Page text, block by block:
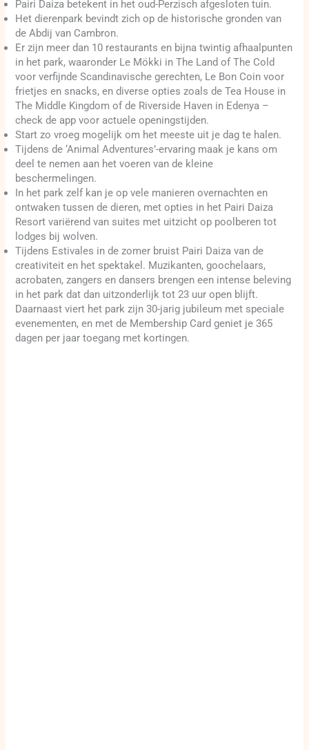
Pairi Daiza betekent in het oud-Perzisch afgesloten tuin.
Het dierenpark bevindt zich op de historische gronden van
de Abdij van Cambron.
Er zijn meer dan 10 restaurants en bijna twintig afhaalpunten
in het park, waaronder Le Mökki in The Land of The Cold
voor verfijnde Scandinavische gerechten, Le Bon Coin voor
frietjes en snacks, en diverse opties zoals de Tea House in
The Middle Kingdom of de Riverside Haven in Edenya –
check de app voor actuele openingstijden.
Start zo vroeg mogelijk om het meeste uit je dag te halen.
Tijdens de ‘Animal Adventures’-ervaring maak je kans om
deel te nemen aan het voeren van de kleine
beschermelingen.
In het park zelf kan je op vele manieren overnachten en
ontwaken tussen de dieren, met opties in het Pairi Daiza
Resort variërend van suites met uitzicht op poolberen tot
lodges bij wolven.
Tijdens Estivales in de zomer bruist Pairi Daiza van de
creativiteit en het spektakel. Muzikanten, goochelaars,
acrobaten, zangers en dansers brengen een intense beleving
in het park dat dan uitzonderlijk tot 23 uur open blijft.
Daarnaast viert het park zijn 30-jarig jubileum met speciale
evenementen, en met de Membership Card geniet je 365
dagen per jaar toegang met kortingen.